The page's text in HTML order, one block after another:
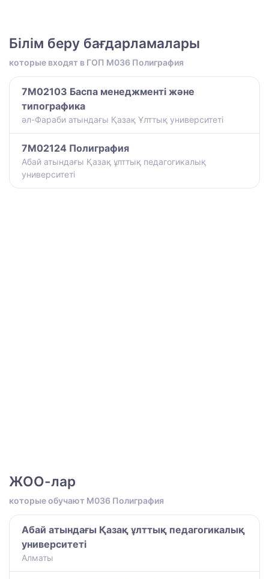
Білім беру бағдарламалары
которые входят в ГОП M036 Полиграфия
7M02103 Баспа менеджменті және
типографика
әл-Фараби атындағы Қазақ Ұлттық университеті
7M02124 Полиграфия
Абай атындағы Қазақ ұлттық педагогикалық
университеті
ЖОО-лар
которые обучают M036 Полиграфия
Абай атындағы Қазақ ұлттық педагогикалық
университеті
Алматы